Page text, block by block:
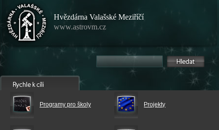
Hvězdárna Valašské Meziříčí
www.astrovm.cz
Programy pro školy Projekty